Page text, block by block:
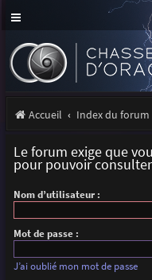
Accueil Index du forum
Le forum exige que
pour pouvoir
Nom d’utilisateur :
Mot de passe :
J’ai oublié mon mot de passe